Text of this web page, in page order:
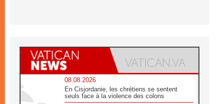
08.08.2026
En Cisjordanie, les chrétiens se sentent
seuls face à la violence des colons